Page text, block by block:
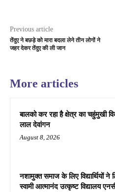
Previous article
तेंदुए ने बछड़े को मारा बदला लेने तीन लोगों ने
जहर देकर तेंदुए की ली जान
More articles
बालको कर रहा है क्षेत्र का चहुंमुखी
लाल देवांगन
August 8, 2026
नशामुक्त समाज के लिए विद्यार्थियों ने
स्वामी आत्मानंद उत्कृष्ट विद्यालय